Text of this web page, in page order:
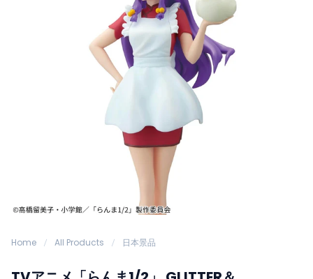
Home All Products 日本景品